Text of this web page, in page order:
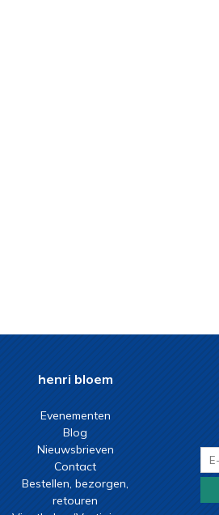
henri bloem
Evenementen
Blog
Nieuwsbrieven
Contact
Bestellen, bezorgen,
retouren